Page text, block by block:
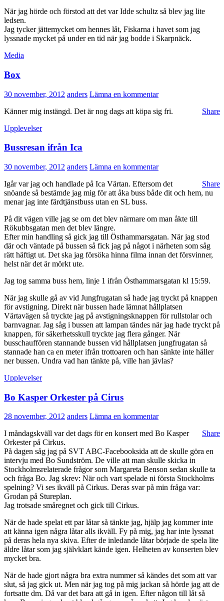
När jag hörde och förstod att det var Idde schultz så blev jag lite
ledsen.
Jag tycker jättemycket om hennes låt, Fiskarna i havet som jag
lyssnade mycket på under en tid när jag bodde i Skarpnäck.
Media
Box
30 november, 2012 anders Lämna en kommentar
Share
Känner mig instängd. Det är nog dags att köpa sig fri.
Upplevelser
Bussresan ifrån Ica
30 november, 2012 anders Lämna en kommentar
Share
Igår var jag och handlade på Ica Värtan. Eftersom det
snöande så bestämde jag mig för att åka buss både dit och hem, nu
menar jag inte färdtjänstbuss utan en SL buss.
På dit vägen ville jag se om det blev närmare om man åkte till
Rökubbsgatan men det blev längre.
Efter min handling så gick jag till Östhammarsgatan. När jag stod
där och väntade på bussen så fick jag på något i närheten som såg
rätt häftigt ut. Det ska jag försöka hinna filma innan det försvinner,
helst när det är mörkt ute.
Jag tog samma buss hem, linje 1 ifrån Östhammarsgatan kl 15:59.
När jag skulle gå av vid Jungfrugatan så hade jag tryckt på knappen
för avstigning. Direkt när bussen hade lämnat hållplatsen
Värtavägen så tryckte jag på avstigningsknappen för rullstolar och
barnvagnar. Jag såg i bussen att lampan tändes när jag hade tryckt på
knappen, för säkerhetsskull tryckte jag flera gånger. När
busschauffören stannande bussen vid hållplatsen jungfrugatan så
stannade han ca en meter ifrån trottoaren och han sänkte inte häller
ner bussen. Undra vad han tänkte på, ville han jävlas?
Upplevelser
Bo Kasper Orkester på Cirus
28 november, 2012 anders Lämna en kommentar
Share
I måndagskväll var det dags för en konsert med Bo Kasper
Orkester på Cirkus.
På dagen såg jag på SVT ABC-Facebooksida att de skulle göra en
intervju med Bo Sundström. De ville att man skulle skicka in
Stockholmsrelaterade frågor som Margareta Benson sedan skulle ta
och fråga Bo. Jag skrev: När och vart spelade ni första Stockholms
spelning? Vi ses ikväll på Cirkus. Deras svar på min fråga var:
Grodan på Stureplan.
Jag trotsade småregnet och gick till Cirkus.
När de hade spelat ett par låtar så tänkte jag, hjälp jag kommer inte
att känna igen några låtar alls ikväll. Fy på mig, jag har inte lyssnat
på deras hela nya skiva. Efter de inledande låtar började de spela lite
äldre låtar som jag självklart kände igen. Helheten av konserten blev
mycket bra.
När de hade gjort några bra extra nummer så kändes det som att var
slut, så jag gick ut. Men när jag tog på mig jackan så hörde jag att de
fortsatte dm. Då var det bara att gå in igen. Efter någon till låt så